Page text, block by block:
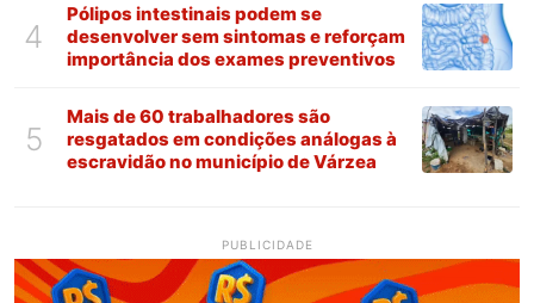
4
Pólipos intestinais podem se
desenvolver sem sintomas e reforçam
importância dos exames preventivos
5
Mais de 60 trabalhadores são
resgatados em condições análogas à
escravidão no município de Várzea
PUBLICIDADE